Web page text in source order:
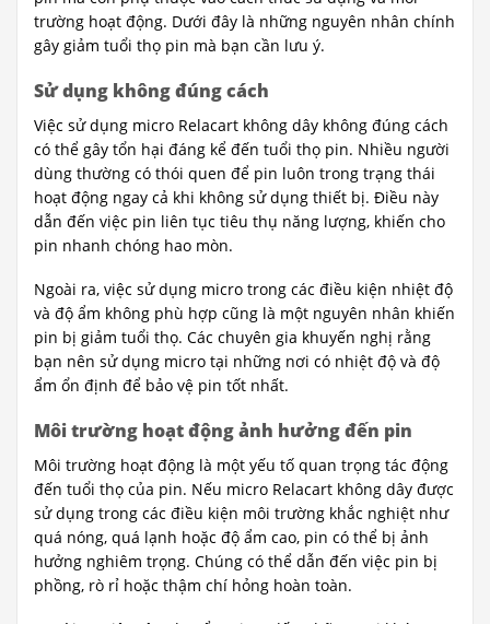
trường hoạt động. Dưới đây là những nguyên nhân chính
gây giảm tuổi thọ pin mà bạn cần lưu ý.
Sử dụng không đúng cách
Việc sử dụng micro Relacart không dây không đúng cách
có thể gây tổn hại đáng kể đến tuổi thọ pin. Nhiều người
dùng thường có thói quen để pin luôn trong trạng thái
hoạt động ngay cả khi không sử dụng thiết bị. Điều này
dẫn đến việc pin liên tục tiêu thụ năng lượng, khiến cho
pin nhanh chóng hao mòn.
Ngoài ra, việc sử dụng micro trong các điều kiện nhiệt độ
và độ ẩm không phù hợp cũng là một nguyên nhân khiến
pin bị giảm tuổi thọ. Các chuyên gia khuyến nghị rằng
bạn nên sử dụng micro tại những nơi có nhiệt độ và độ
ẩm ổn định để bảo vệ pin tốt nhất.
Môi trường hoạt động ảnh hưởng đến pin
Môi trường hoạt động là một yếu tố quan trọng tác động
đến tuổi thọ của pin. Nếu micro Relacart không dây được
sử dụng trong các điều kiện môi trường khắc nghiệt như
quá nóng, quá lạnh hoặc độ ẩm cao, pin có thể bị ảnh
hưởng nghiêm trọng. Chúng có thể dẫn đến việc pin bị
phồng, rò rỉ hoặc thậm chí hỏng hoàn toàn.